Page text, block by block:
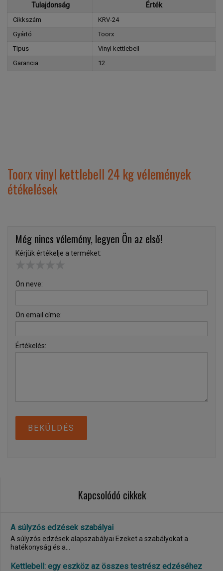
Tulajdonság Érték
Cikkszám
KRV-24
Gyártó
Toorx
Típus
Vinyl kettlebell
Garancia
12
Toorx vinyl kettlebell 24 kg vélemények
étékelések
Még nincs vélemény, legyen Ön az első!
Kérjük értékelje a terméket:
Ön neve:
Ön email címe:
Értékelés:
BEKÜLDÉS
Kapcsolódó cikkek
A súlyzós edzések szabályai
A súlyzós edzések alapszabályai Ezeket a szabályokat a
hatékonyság és a...
Kettlebell: egy eszköz az összes testrész edzéséhez